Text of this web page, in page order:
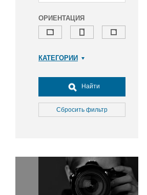
ОРИЕНТАЦИЯ
КАТЕГОРИИ
Досуг, туризм и отдых
Культура
Медицина
Окружающая среда
Политика
Правосудие
Найти
Сбросить фильтр